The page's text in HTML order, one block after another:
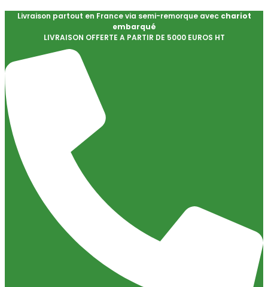
Livraison partout en France via semi-remorque avec chariot
embarqué
LIVRAISON OFFERTE A PARTIR DE 5000 EUROS HT